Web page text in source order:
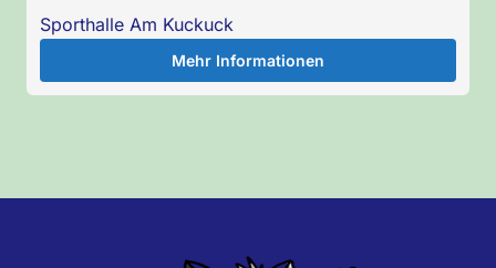
Sporthalle Am Kuckuck
Mehr Informationen